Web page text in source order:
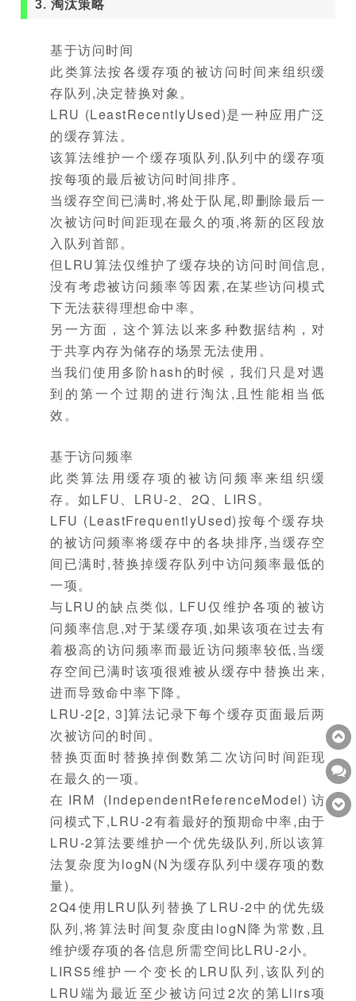
3. 淘汰策略
基于访问时间
此类算法按各缓存项的被访问时间来组织缓
存队列,决定替换对象。
LRU (LeastRecentlyUsed)是一种应用广泛
的缓存算法。
该算法维护一个缓存项队列,队列中的缓存项
按每项的最后被访问时间排序。
当缓存空间已满时,将处于队尾,即删除最后一
次被访问时间距现在最久的项,将新的区段放
入队列首部。
但LRU算法仅维护了缓存块的访问时间信息,
没有考虑被访问频率等因素,在某些访问模式
下无法获得理想命中率。
另一方面，这个算法以来多种数据结构，对
于共享内存为储存的场景无法使用。
当我们使用多阶hash的时候，我们只是对遇
到的第一个过期的进行淘汰,且性能相当低
效。
基于访问频率
此类算法用缓存项的被访问频率来组织缓
存。如LFU、LRU-2、2Q、LIRS。
LFU (LeastFrequentlyUsed)按每个缓存块
的被访问频率将缓存中的各块排序,当缓存空
间已满时,替换掉缓存队列中访问频率最低的
一项。
与LRU的缺点类似, LFU仅维护各项的被访
问频率信息,对于某缓存项,如果该项在过去有
着极高的访问频率而最近访问频率较低,当缓
存空间已满时该项很难被从缓存中替换出来,
进而导致命中率下降。
LRU-2[2, 3]算法记录下每个缓存页面最后两
次被访问的时间。
替换页面时替换掉倒数第二次访问时间距现
在最久的一项。
在IRM (IndependentReferenceModel)访
问模式下,LRU-2有着最好的预期命中率,由于
LRU-2算法要维护一个优先级队列,所以该算
法复杂度为logN(N为缓存队列中缓存项的数
量)。
2Q4使用LRU队列替换了LRU-2中的优先级
队列,将算法时间复杂度由logN降为常数,且
维护缓存项的各信息所需空间比LRU-2小。
LIRS5维护一个变长的LRU队列,该队列的
LRU端为最近至少被访问过2次的第Llirs项